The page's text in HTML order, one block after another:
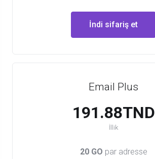
İndi sifariş et
Email Plus
191.88TND
İllik
20 GO par adresse